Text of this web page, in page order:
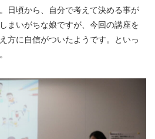
日頃から、自分で考えて決める事が
まいがちな娘ですが、今回の講座を
方に自信がついたようです。といっ